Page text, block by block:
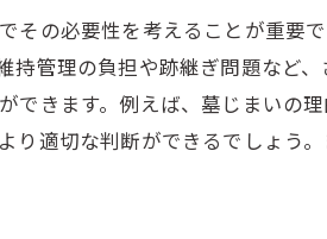
寺院や霊園との
書類の準備と提
法律的な側面と
墓じまいの手続
その必要性を考えることが重要
持管理の負担や跡継ぎ問題など
できます。例えば、墓じまいの
り適切な判断ができるでしょう